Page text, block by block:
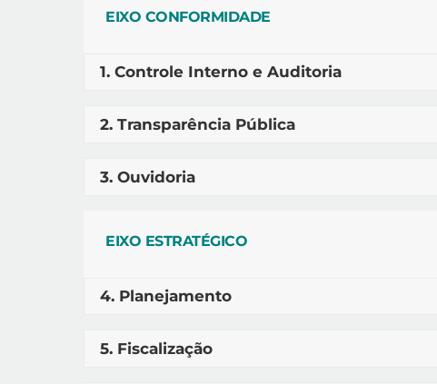
EIXO CONFORMIDADE
1. Controle Interno e Auditoria
2. Transparência Pública
3. Ouvidoria
EIXO ESTRATÉGICO
4. Planejamento
5. Fiscalização